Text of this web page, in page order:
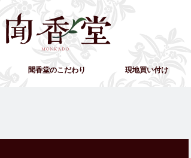
聞香堂のこだわり 現地買い付け